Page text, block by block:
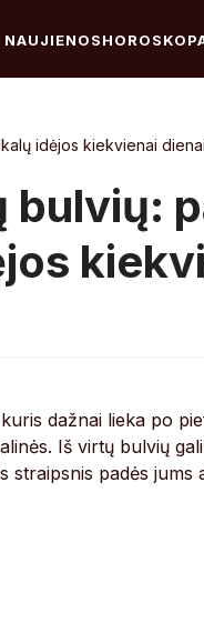
NAUJIENOS
idėjos kiekvienai dienai
bulvių:
dažnai lieka po
Iš virtų bulvių
padės